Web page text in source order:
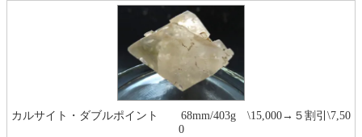
カルサイト・ダブルポイント 68mm/403g \15,000→５割引\7,50
0